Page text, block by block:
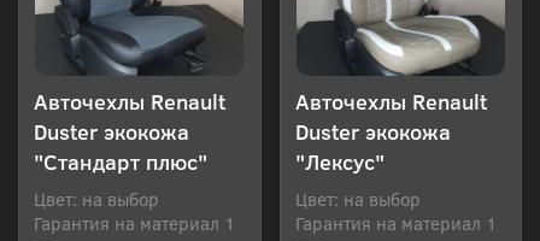
Авточехлы Renault
Duster экокожа
"Стандарт плюс"
Цвет: на выбор
Гарантия на материал 1
Авточехлы Renault
Duster экокожа
"Лексус"
Цвет: на выбор
Гарантия на материал 1